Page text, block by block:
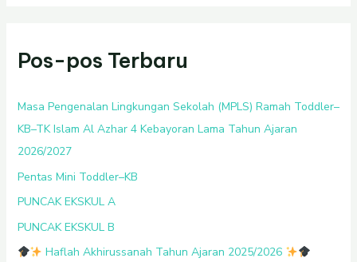
u
t
u
k
Pos-pos Terbaru
Masa Pengenalan Lingkungan Sekolah (MPLS) Ramah Toddler–
KB–TK Islam Al Azhar 4 Kebayoran Lama Tahun Ajaran
2026/2027
Pentas Mini Toddler–KB
PUNCAK EKSKUL A
PUNCAK EKSKUL B
Haflah Akhirussanah Tahun Ajaran 2025/2026